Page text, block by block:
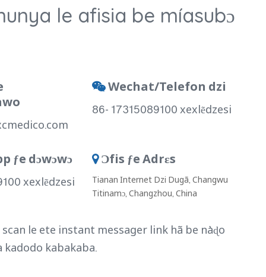
le afisia be míasubɔ
 Wechat/Telefon dzi
86- 17315089100 xexlẽdzesi
ƒe dɔwɔwɔ
xexlẽdzesi
 Ɔfis ƒe Adrɛs
Tianan Internet Dzi Dugã, Changwu
Titinamɔ, Changzhou, China
scan le ete instant messager link hã be nàɖo
kadodo kabakaba.